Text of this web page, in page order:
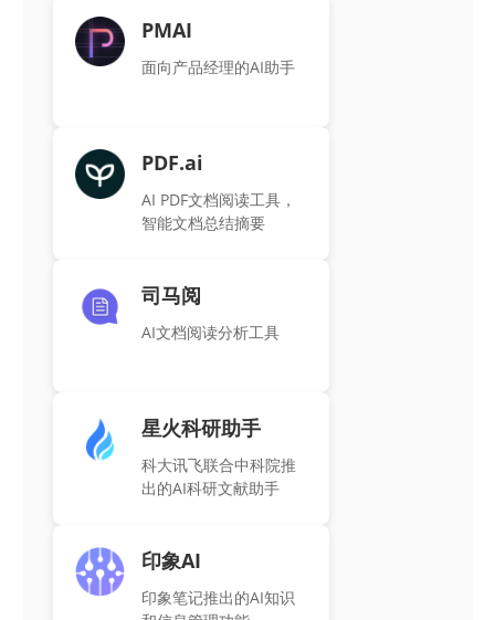
PMAI
面向产品经理的AI助手
PDF.ai
AI PDF文档阅读工具，
智能文档总结摘要
司马阅
AI文档阅读分析工具
星火科研助手
科大讯飞联合中科院推
出的AI科研文献助手
印象AI
印象笔记推出的AI知识